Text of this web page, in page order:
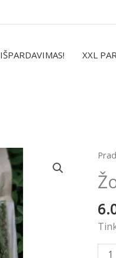
IŠPARDAVIMAS! XXL